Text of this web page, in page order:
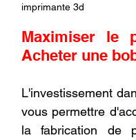
imprimante 3d
Maximiser le
Acheter une
L'investissement
vous permettre
la fabrication de